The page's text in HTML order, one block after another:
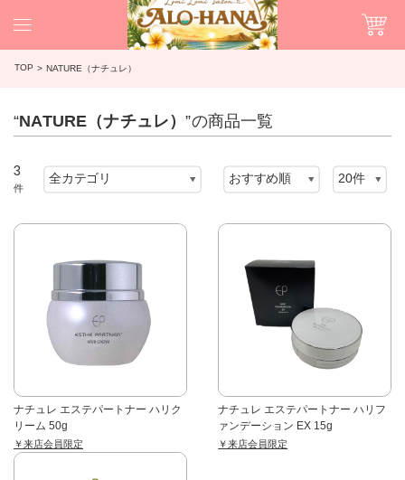
TOP NATURE（ナチュレ）
“NATURE（ナチュレ）”の商品一覧
3
件
ナチュレ エステパートナー ハリク
リーム 50g
￥来店会員限定
ナチュレ エステパートナー ハリフ
ァンデーション EX 15g
￥来店会員限定